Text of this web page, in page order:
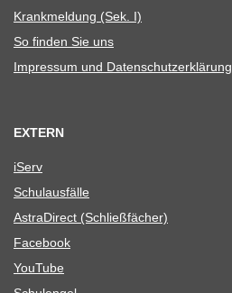
Krank­mel­dung (Sek. I)
So fin­den Sie uns
Impres­sum und Datenschutzerklärung
EXTERN
iServ
Schul­aus­fälle
Astra­Di­rect (Schließ­fä­cher)
Face­book
You­Tube